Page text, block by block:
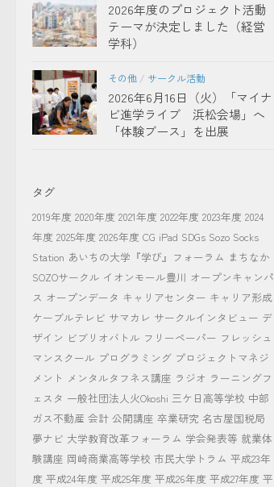
2026年度のプロジェクト活動
テーマが決定しました（経営
学科）
その他 / サークル活動
2026年6月16日（火）「マイナ
ビ進学ライブ 浜松会場」へ
「体験ブース」を出展
タグ
2019年度 2020年度 2021年度 2022年度 2023年度 2024
年度 2025年度 2026年度 CG iPad SDGs Sozo Socks
Station あいちの大学『学び』フォーラム まちなか
SOZOサークル イオンモール豊川 オープンキャンパ
ス オープンデータ キャリアセンター キャリア形成
ケーブルテレビ サマカレ サークルインタビュー デ
ザイン ビブリオバトル フリーペーパー フレッシュ
マンスクール プログラミング プロジェクトマネジ
メント メンタルタフネス講座 ラジオ ラーニングフ
ェスタ 一般社団法人火Okoshi 三ケ日高等学校 中部
ガス不動産 会計 公開講座 卒業研究 名古屋国税局
夢ナビ 大学教育改革フォーラム 学会発表等 就業体
験講座 岡崎商業高等学校 市民大学トラム 平成23年
度 平成24年度 平成25年度 平成26年度 平成27年度 平